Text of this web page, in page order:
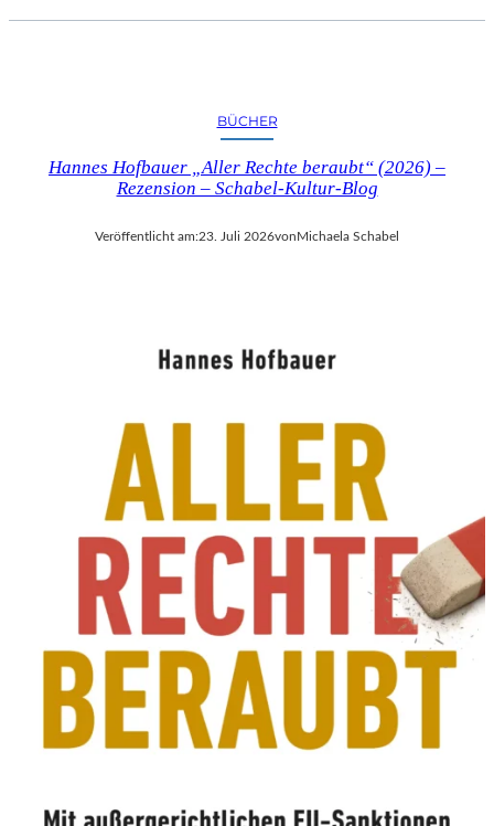
BÜCHER
Hannes Hofbauer „Aller Rechte beraubt“ (2026) –
Rezension – Schabel-Kultur-Blog
Veröffentlicht am:23. Juli 2026vonMichaela Schabel